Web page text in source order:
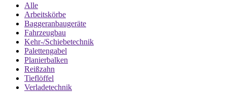
Alle
Arbeitskörbe
Baggeranbaugeräte
Fahrzeugbau
Kehr-/Schiebetechnik
Palettengabel
Planierbalken
Reißzahn
Tieflöffel
Verladetechnik